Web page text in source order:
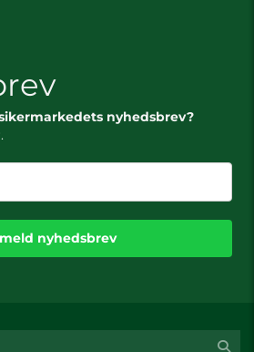
nyhedsbrev?
nyhedsbrev